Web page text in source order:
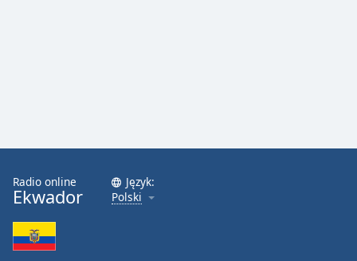
Reset
Done
Close
Modal
Radio online
Ekwador
Język:
Polski